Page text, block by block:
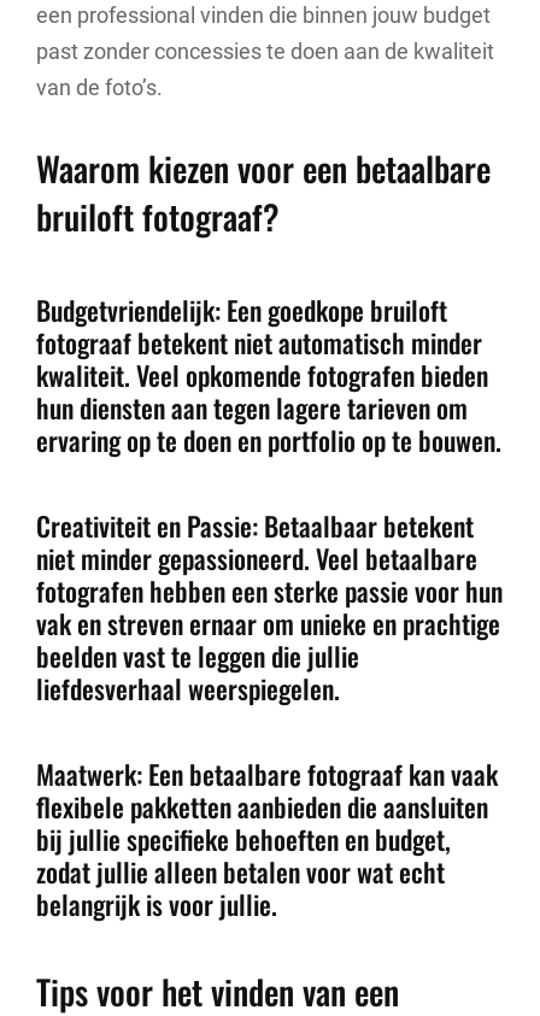
een professional vinden die binnen jouw budget
past zonder concessies te doen aan de kwaliteit
van de foto’s.
Waarom kiezen voor een betaalbare
bruiloft fotograaf?
Budgetvriendelijk: Een goedkope bruiloft
fotograaf betekent niet automatisch minder
kwaliteit. Veel opkomende fotografen bieden
hun diensten aan tegen lagere tarieven om
ervaring op te doen en portfolio op te bouwen.
Creativiteit en Passie: Betaalbaar betekent
niet minder gepassioneerd. Veel betaalbare
fotografen hebben een sterke passie voor hun
vak en streven ernaar om unieke en prachtige
beelden vast te leggen die jullie
liefdesverhaal weerspiegelen.
Maatwerk: Een betaalbare fotograaf kan vaak
flexibele pakketten aanbieden die aansluiten
bij jullie specifieke behoeften en budget,
zodat jullie alleen betalen voor wat echt
belangrijk is voor jullie.
Tips voor het vinden van een